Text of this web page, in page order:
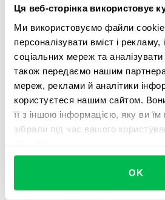
Ця веб-сторінка використовує
Ми використовуємо файли
персоналізувати вміст і рекламу,
соціальних мереж та
також передаємо нашим
мереж, реклами й аналітики
користуєтеся нашим сайтом.
її з іншою інформацією, яку ви
зібрали під час вашого
OK
адаптації коштують недешево,
пов'язані з виплатами при
Крім того, існують нефінансові
порушення, спричинені
працівників, розрив особистих
зазнають працівники, коли вони
своїх нових колег. Плинність
неминуча, але ви повинні
Як найкраще